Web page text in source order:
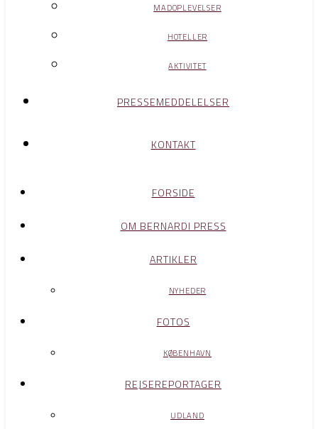
MADOPLEVELSER
HOTELLER
AKTIVITET
PRESSEMEDDELELSER
KONTAKT
FORSIDE
OM BERNARDI PRESS
ARTIKLER
NYHEDER
FOTOS
KØBENHAVN
REJSEREPORTAGER
UDLAND